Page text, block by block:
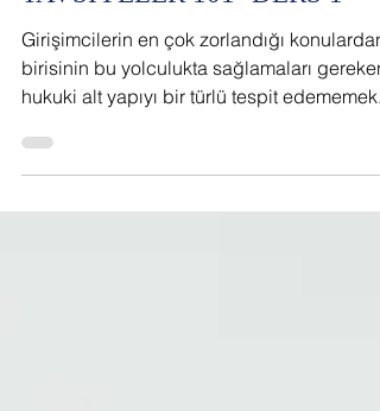
GİRİŞİMCİLERE HUKUKİ
TAVSİYELER 101- DERS 1 -
Girişimcilerin en çok zorlandığı konulardan
hukuki alt yapıyı bir türlü tespit edememek...